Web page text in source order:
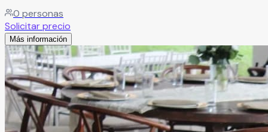
que buscan calidad culinaria respaldada por trayectoria y
confianza del cliente.
0 personas
Solicitar precio
Más información